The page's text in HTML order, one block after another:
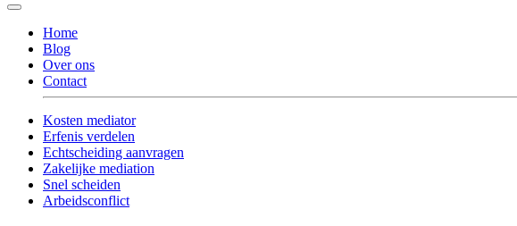
Home
Blog
Over ons
Contact
Kosten mediator
Erfenis verdelen
Echtscheiding aanvragen
Zakelijke mediation
Snel scheiden
Arbeidsconflict